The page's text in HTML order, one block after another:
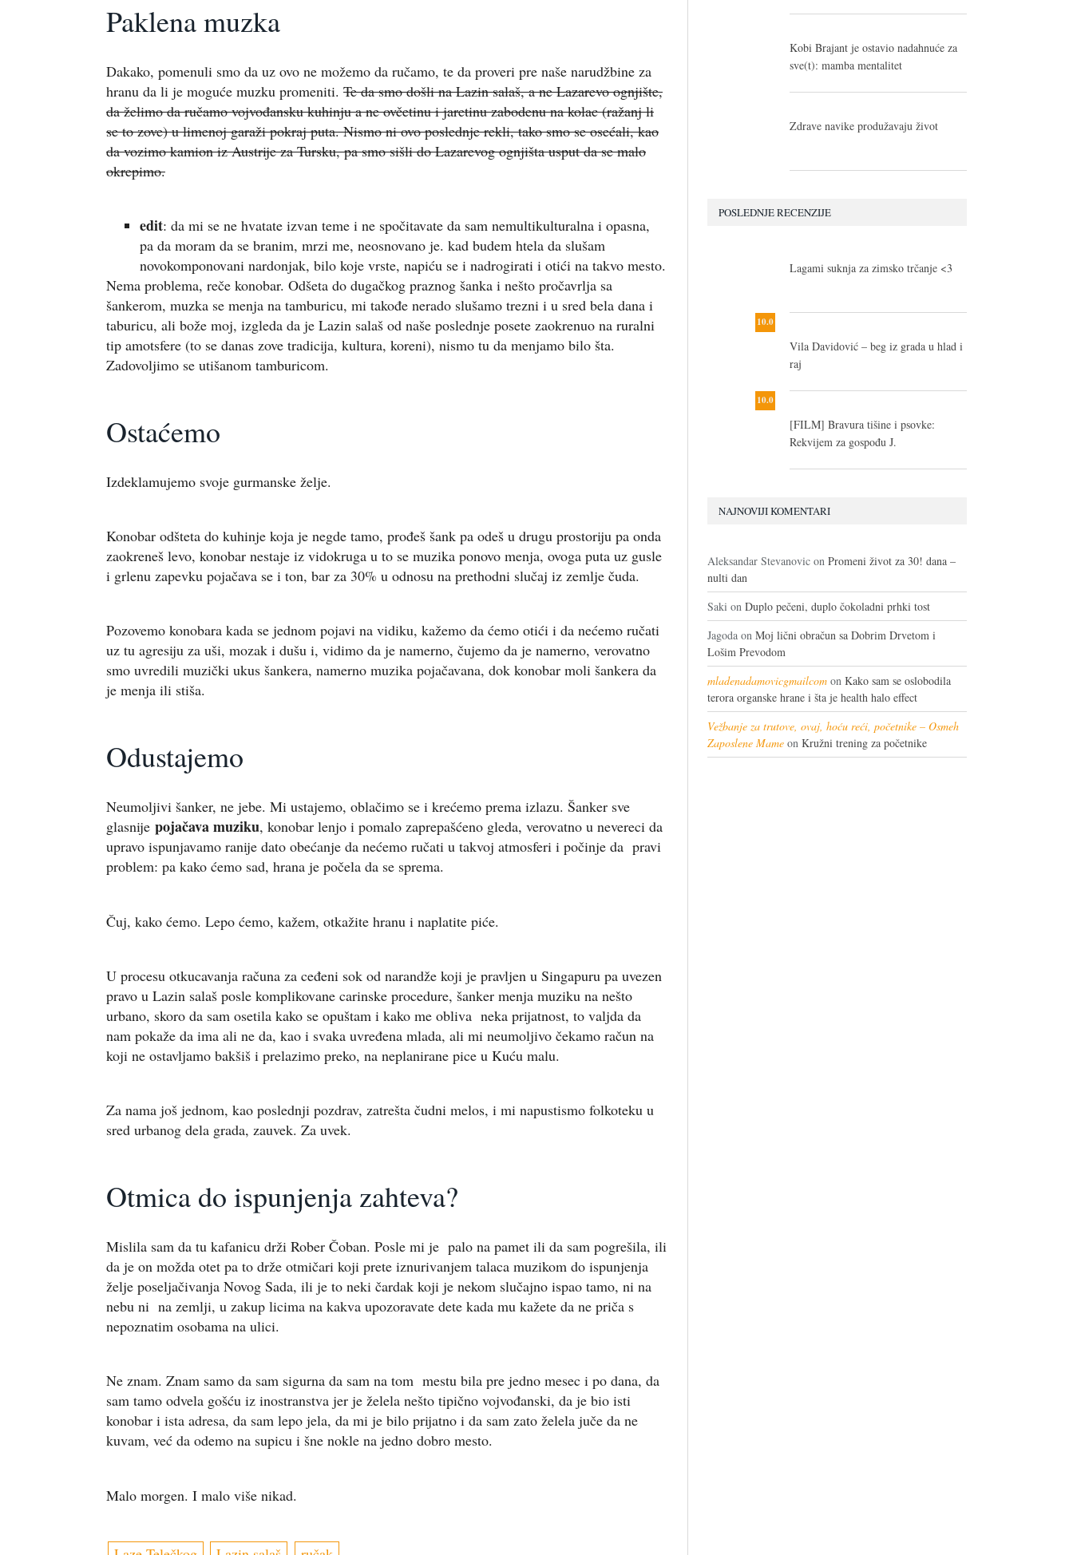
Paklena muzka
Dakako, pomenuli smo da uz ovo ne možemo da ručamo, te da proveri pre naše narudžbine za
hranu da li je moguće muzku promeniti. Te da smo došli na Lazin salaš, a ne Lazarevo ognjište,
da želimo da ručamo vojvođansku kuhinju a ne ovčetinu i jaretinu zabodenu na kolac (ražanj li
se to zove) u limenoj garaži pokraj puta. Nismo ni ovo poslednje rekli, tako smo se osećali, kao
da vozimo kamion iz Austrije za Tursku, pa smo sišli do Lazarevog ognjišta usput da se malo
okrepimo.
edit: da mi se ne hvatate izvan teme i ne spočitavate da sam nemultikulturalna i opasna,
pa da moram da se branim, mrzi me, neosnovano je. kad budem htela da slušam
novokomponovani nardonjak, bilo koje vrste, napiću se i nadrogirati i otići na takvo mesto.
Nema problema, reče konobar. Odšeta do dugačkog praznog šanka i nešto pročavrlja sa
šankerom, muzka se menja na tamburicu, mi takođe nerado slušamo trezni i u sred bela dana i
taburicu, ali bože moj, izgleda da je Lazin salaš od naše poslednje posete zaokrenuo na ruralni
tip amotsfere (to se danas zove tradicija, kultura, koreni), nismo tu da menjamo bilo šta.
Zadovoljimo se utišanom tamburicom.
Ostaćemo
Izdeklamujemo svoje gurmanske želje.
Konobar odšteta do kuhinje koja je negde tamo, prođeš šank pa odeš u drugu prostoriju pa onda
zaokreneš levo, konobar nestaje iz vidokruga u to se muzika ponovo menja, ovoga puta uz gusle
i grlenu zapevku pojačava se i ton, bar za 30% u odnosu na prethodni slučaj iz zemlje čuda.
Pozovemo konobara kada se jednom pojavi na vidiku, kažemo da ćemo otići i da nećemo ručati
uz tu agresiju za uši, mozak i dušu i, vidimo da je namerno, čujemo da je namerno, verovatno
smo uvredili muzički ukus šankera, namerno muzika pojačavana, dok konobar moli šankera da
je menja ili stiša.
Odustajemo
Neumoljivi šanker, ne jebe. Mi ustajemo, oblačimo se i krećemo prema izlazu. Šanker sve
glasnije pojačava muziku, konobar lenjo i pomalo zaprepašćeno gleda, verovatno u nevereci da
upravo ispunjavamo ranije dato obećanje da nećemo ručati u takvoj atmosferi i počinje da pravi
problem: pa kako ćemo sad, hrana je počela da se sprema.
Čuj, kako ćemo. Lepo ćemo, kažem, otkažite hranu i naplatite piće.
U procesu otkucavanja računa za ceđeni sok od narandže koji je pravljen u Singapuru pa uvezen
pravo u Lazin salaš posle komplikovane carinske procedure, šanker menja muziku na nešto
urbano, skoro da sam osetila kako se opuštam i kako me obliva neka prijatnost, to valjda da
nam pokaže da ima ali ne da, kao i svaka uvređena mlada, ali mi neumoljivo čekamo račun na
koji ne ostavljamo bakšiš i prelazimo preko, na neplanirane pice u Kuću malu.
Za nama još jednom, kao poslednji pozdrav, zatrešta čudni melos, i mi napustismo folkoteku u
sred urbanog dela grada, zauvek. Za uvek.
Otmica do ispunjenja zahteva?
Mislila sam da tu kafanicu drži Rober Čoban. Posle mi je palo na pamet ili da sam pogrešila, ili
da je on možda otet pa to drže otmičari koji prete iznurivanjem talaca muzikom do ispunjenja
želje poseljačivanja Novog Sada, ili je to neki čardak koji je nekom slučajno ispao tamo, ni na
nebu ni na zemlji, u zakup licima na kakva upozoravate dete kada mu kažete da ne priča s
nepoznatim osobama na ulici.
Ne znam. Znam samo da sam sigurna da sam na tom mestu bila pre jedno mesec i po dana, da
sam tamo odvela gošću iz inostranstva jer je želela nešto tipično vojvođanski, da je bio isti
konobar i ista adresa, da sam lepo jela, da mi je bilo prijatno i da sam zato želela juče da ne
kuvam, već da odemo na supicu i šne nokle na jedno dobro mesto.
Malo morgen. I malo više nikad.
Kobi Brajant je ostavio nadahnuće za
sve(t): mamba mentalitet
Zdrave navike produžavaju život
POSLEDNJE RECENZIJE
Lagami suknja za zimsko trčanje <3
10.0
Vila Davidović – beg iz grada u hlad i
raj
10.0
[FILM] Bravura tišine i psovke:
Rekvijem za gospođu J.
NAJNOVIJI KOMENTARI
Aleksandar Stevanovic on Promeni život za 30! dana –
nulti dan
Saki on Duplo pečeni, duplo čokoladni prhki tost
Jagoda on Moj lični obračun sa Dobrim Drvetom i
Lošim Prevodom
mladenadamovicgmailcom on Kako sam se oslobodila
terora organske hrane i šta je health halo effect
Vežbanje za trutove, ovaj, hoću reći, početnike – Osmeh
Zaposlene Mame on Kružni trening za početnike